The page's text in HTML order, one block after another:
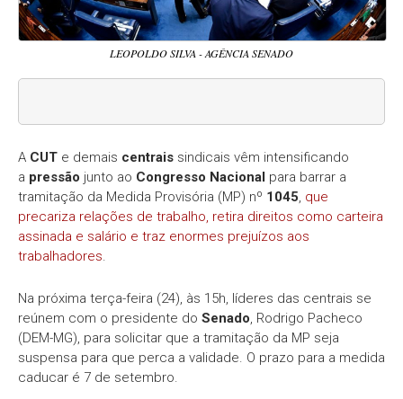
LEOPOLDO SILVA - AGÊNCIA SENADO
A CUT e demais centrais sindicais vêm intensificando
a pressão junto ao Congresso Nacional para barrar a
tramitação da Medida Provisória (MP) nº 1045, que
precariza relações de trabalho, retira direitos como carteira
assinada e salário e traz enormes prejuízos aos
trabalhadores.
Na próxima terça-feira (24), às 15h, líderes das centrais se
reúnem com o presidente do Senado, Rodrigo Pacheco
(DEM-MG), para solicitar que a tramitação da MP seja
suspensa para que perca a validade. O prazo para a medida
caducar é 7 de setembro.